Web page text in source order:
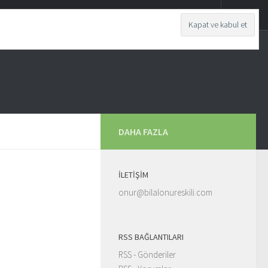
DAHA FAZLA
İLETIŞIM
onur@bilalonureskili.com
RSS BAĞLANTILARI
RSS - Gönderiler